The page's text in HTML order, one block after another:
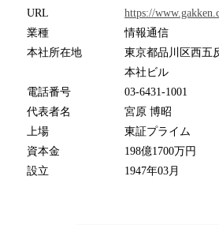
URL
https://
業種
情報通信
本社所在地
東京都品川区西五
本社ビル
電話番号
03-6431-1001
代表者名
宮原 博昭
上場
東証プライム
資本金
198億1700万円
設立
1947年03月